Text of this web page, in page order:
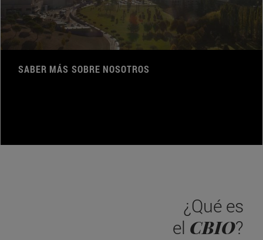
SABER MÁS SOBRE NOSOTROS
¿Qué es
el CBIO?